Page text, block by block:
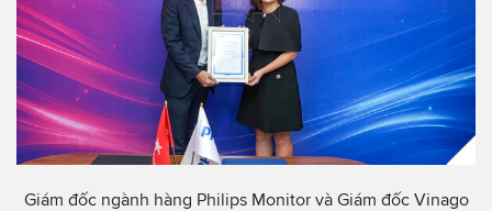
Giám đốc ngành hàng Philips Monitor và Giám đốc Vinago